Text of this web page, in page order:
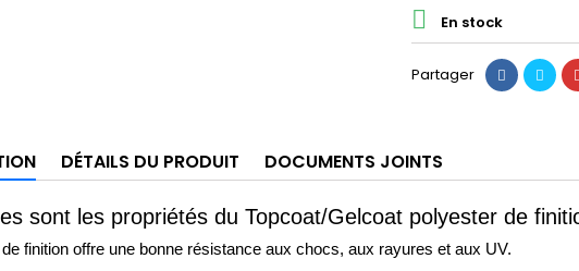
 En stock
Partager
DÉTAILS DU PRODUIT DOCUMENTS JOINTS
sont les propriétés du Topcoat/Gelcoat polyester de
finition offre une bonne résistance aux chocs, aux rayures et aux UV.